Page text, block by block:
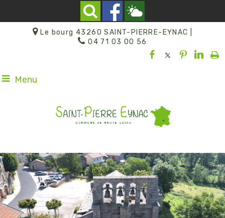
Le bourg 43260 SAINT-PIERRE-EYNAC |
04 71 03 00 56
Menu